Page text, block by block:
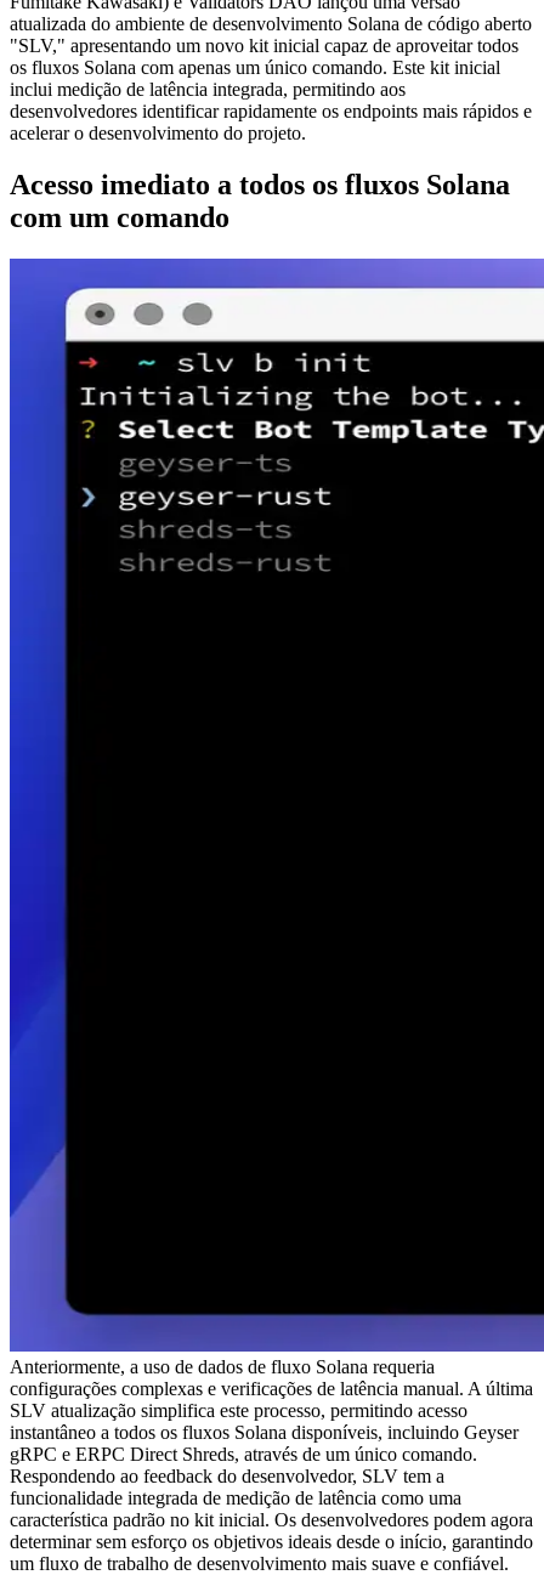
atualizada do ambiente de desenvolvimento Solana de código aberto
"SLV," apresentando um novo kit inicial capaz de aproveitar todos
os fluxos Solana com apenas um único comando. Este kit inicial
inclui medição de latência integrada, permitindo aos
desenvolvedores identificar rapidamente os endpoints mais rápidos e
acelerar o desenvolvimento do projeto.
Acesso imediato a todos os fluxos Solana
com um comando
Anteriormente, a uso de dados de fluxo Solana requeria
configurações complexas e verificações de latência manual. A última
SLV atualização simplifica este processo, permitindo acesso
instantâneo a todos os fluxos Solana disponíveis, incluindo Geyser
gRPC e ERPC Direct Shreds, através de um único comando.
Respondendo ao feedback do desenvolvedor, SLV tem a
funcionalidade integrada de medição de latência como uma
característica padrão no kit inicial. Os desenvolvedores podem agora
determinar sem esforço os objetivos ideais desde o início, garantindo
um fluxo de trabalho de desenvolvimento mais suave e confiável.